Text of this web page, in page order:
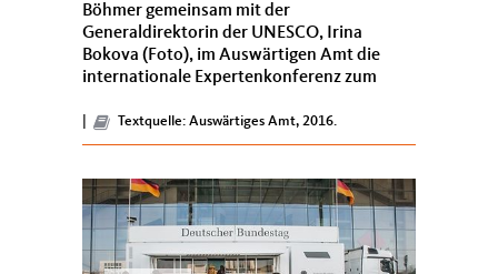
Böhmer gemeinsam mit der
Generaldirektorin der UNESCO, Irina
Bokova (Foto), im Auswärtigen Amt die
internationale Expertenkonferenz zum
das Wissen über die Zerst&oum...
Textquelle: Auswärtiges Amt, 2016.